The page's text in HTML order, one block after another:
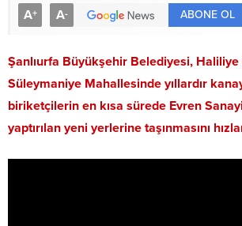
A+ A- ABONE OL
Şanlıurfa Büyükşehir Belediyesi,
Süleymaniye Mahallesinde yıllardır
biriketçilerin en kısa sürede Evren
yaptırılan yeni yerlerine taşınmasını